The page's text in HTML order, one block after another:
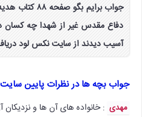
جواب برایم
دفاع مقدس غیر از شهدا چه
آسیب دیدند از سایت نکس لود
جواب بچه ها در نظرات پایین سایت
مهدی : خانواده های آن ها و نزدیکان